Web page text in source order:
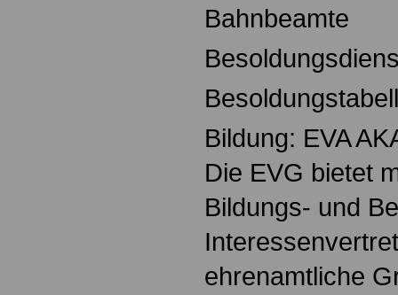
Bahnbeamte
Bildung: EVA
Die EVG bietet
Bildungs- und
ehrenamtliche